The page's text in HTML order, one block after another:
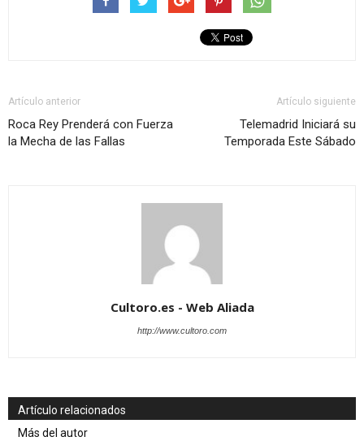
Artículo anterior
Roca Rey Prenderá con Fuerza
la Mecha de las Fallas
Artículo siguiente
Telemadrid Iniciará su
Temporada Este Sábado
Cultoro.es - Web Aliada
http://www.cultoro.com
Artículo relacionados
Más del autor